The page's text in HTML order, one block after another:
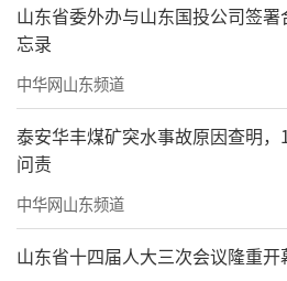
“烟火指数·成都双年
满目的信息流里，除了
是另一种气氛占据了主流
平时很少在生活里见到的
象，配文写着“有点阴”
山东省委外办与山东国投公司签署
忘录
中华网山东频道
泰安华丰煤矿突水事故原因查明，
问责
中华网山东频道
山东省十四届人大三次会议隆重开